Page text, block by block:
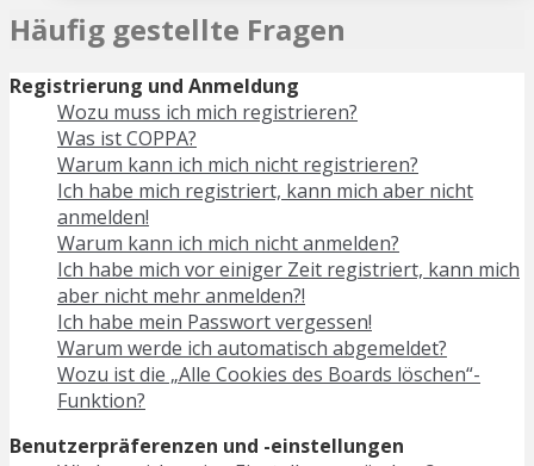
Häufig gestellte Fragen
Registrierung und Anmeldung
Wozu muss ich mich registrieren?
Was ist COPPA?
Warum kann ich mich nicht registrieren?
Ich habe mich registriert, kann mich aber nicht
anmelden!
Warum kann ich mich nicht anmelden?
Ich habe mich vor einiger Zeit registriert, kann mich
aber nicht mehr anmelden?!
Ich habe mein Passwort vergessen!
Warum werde ich automatisch abgemeldet?
Wozu ist die „Alle Cookies des Boards löschen“-
Funktion?
Benutzerpräferenzen und -einstellungen